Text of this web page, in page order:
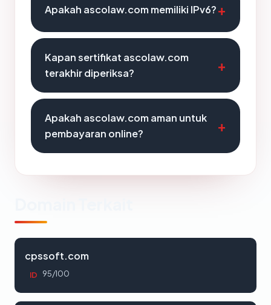
Apakah ascolaw.com memiliki IPv6?
Kapan sertifikat ascolaw.com
terakhir diperiksa?
Apakah ascolaw.com aman untuk
pembayaran online?
cpssoft.com
ID 95/100